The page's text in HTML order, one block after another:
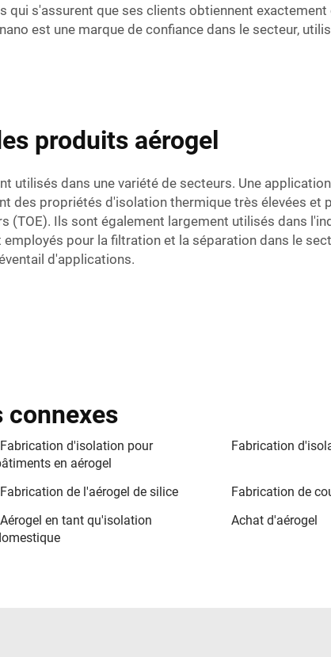
qui s'assurent que ses clients obtiennent
est une marque de confiance dans le secteur,
produits aérogel
utilisés dans une variété de secteurs. Une
des propriétés d'isolation thermique très élevées et
(TOE). Ils sont également largement utilisés dans
pour la filtration et la séparation dans le
d'applications.
connexes
Fabrication d'isolation pour
en aérogel
Fabrication
Fabrication de l'aérogel de silice Fabrication de
Aérogel en tant qu'isolation
Achat d'aérogel